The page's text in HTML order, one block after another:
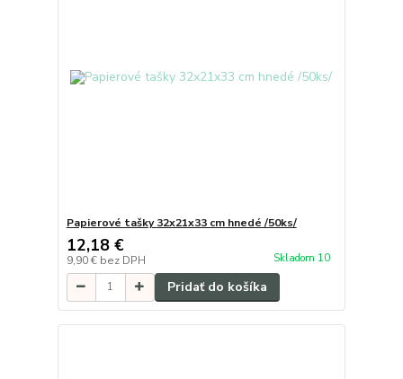
Papierové tašky 32x21x33 cm hnedé /50ks/
12,18 €
9,90 € bez DPH Skladom 10
Pridať do košíka